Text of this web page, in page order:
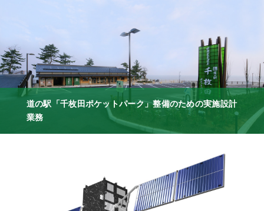
道の駅「千枚田ポケットパーク」整備のための実施設計
業務